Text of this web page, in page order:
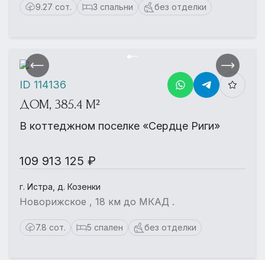
9.27 сот. 3 спальни без отделки
ДОМ, 385.4 М²
В коттеджном поселке «Сердце Риги»
109 913 125 ₽
г. Истра, д. Козенки
Новорижское , 18 км до МКАД .
7.8 сот. 5 спален без отделки
ID 114136